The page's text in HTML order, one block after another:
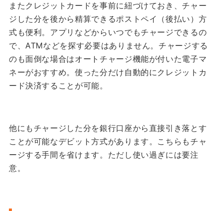
またクレジットカードを事前に紐づけておき、チャー
ジした分を後から精算できるポストペイ（後払い）方
式も便利。アプリなどからいつでもチャージできるの
で、ATMなどを探す必要はありません。チャージする
のも面倒な場合はオートチャージ機能が付いた電子マ
ネーがおすすめ。使った分だけ自動的にクレジットカ
ード決済することが可能。
他にもチャージした分を銀行口座から直接引き落とす
ことが可能なデビット方式があります。こちらもチャ
ージする手間を省けます。ただし使い過ぎには要注
意。